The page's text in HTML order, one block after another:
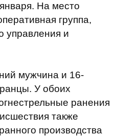
На место
группа,
управления и
мужчина и 16-
У обоих
ранения
также
производства